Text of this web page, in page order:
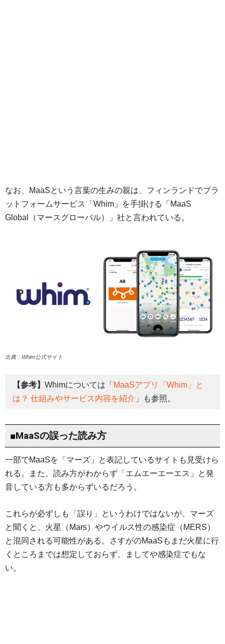
なお、MaaSという言葉の生みの親は、フィンランドでプラ
ットフォームサービス「Whim」を手掛ける「MaaS
Global（マースグローバル）」社と言われている。
出典：Whim公式サイト
【参考】 Whimについては「 MaaSアプリ「Whim」と
は？ 仕組みやサービス内容を紹介 」も参照。
■MaaSの誤った読み方
一部でMaaSを「マーズ」と表記しているサイトも見受けら
れる。また、読み方がわからず「エムエーエーエス」と発
音している方も多からずいるだろう。
これらが必ずしも「誤り」というわけではないが、マーズ
と聞くと、火星（Mars）やウイルス性の感染症（MERS）
と混同される可能性がある。さすがのMaaSもまだ火星に行
くところまでは想定しておらず、ましてや感染症でもな
い。